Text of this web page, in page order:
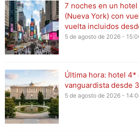
7 noches en un
(Nueva York) con
vuelta incluidos
5 de agosto de 2026 -
Última hora: hotel
vanguardista desde
5 de agosto de 2026 -